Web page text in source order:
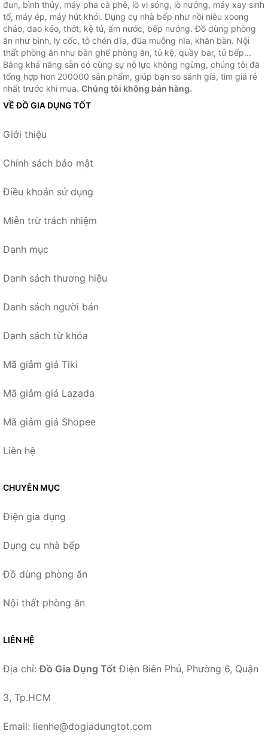
đun, bình thủy, máy pha cà phê, lò vi sóng, lò nướng, máy xay sinh
tố, máy ép, máy hút khói. Dụng cụ nhà bếp như nồi niêu xoong
chảo, dao kéo, thớt, kệ tủ, ấm nước, bếp nướng. Đồ dùng phòng
ăn như bình, ly cốc, tô chén dĩa, đũa muỗng nĩa, khăn bàn. Nội
thất phòng ăn như bàn ghế phòng ăn, tủ kệ, quầy bar, tủ bếp...
Bằng khả năng sẵn có cùng sự nỗ lực không ngừng, chúng tôi đã
tổng hợp hơn 200000 sản phẩm, giúp bạn so sánh giá, tìm giá rẻ
nhất trước khi mua. Chúng tôi không bán hàng.
VỀ ĐỒ GIA DỤNG TỐT
Giới thiệu
Chính sách bảo mật
Điều khoản sử dụng
Miễn trừ trách nhiệm
Danh mục
Danh sách thương hiệu
Danh sách người bán
Danh sách từ khóa
Mã giảm giá Tiki
Mã giảm giá Lazada
Mã giảm giá Shopee
Liên hệ
CHUYÊN MỤC
Điện gia dụng
Dụng cụ nhà bếp
Đồ dùng phòng ăn
Nội thất phòng ăn
LIÊN HỆ
Địa chỉ:Đồ Gia Dụng Tốt Điện Biên Phủ, Phường 6, Quận
3, Tp.HCM
Email: lienhe@dogiadungtot.com